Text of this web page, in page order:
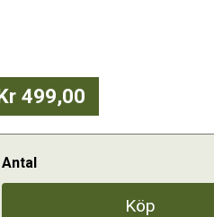
499,00
Antal
Köp